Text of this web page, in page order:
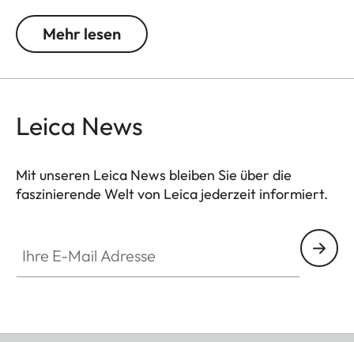
Lederschutzlasche für den Kamera Body. Die
Handschlaufe ist in elegantem Schwarz gehalten.
Mehr lesen
Leica News
Mit unseren Leica News bleiben Sie über die
faszinierende Welt von Leica jederzeit informiert.